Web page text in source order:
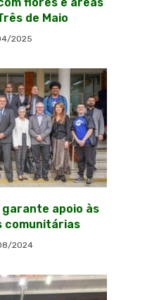
de Maio
2025
garante apoio às
comunitárias
2024